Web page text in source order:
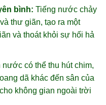
bình: Tiếng nước chảy
thư giãn, tạo ra một
và thoát khỏi sự hối hả
có thể thu hút chim,
dã khác đến sân của
không gian ngoài trời